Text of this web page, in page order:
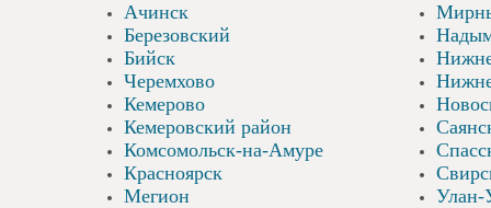
Ачинск
Березовский
Бийск
Черемхово
Кемерово
Кемеровский район
Комсомольск-на-Амуре
Красноярск
Мегион
Улан-